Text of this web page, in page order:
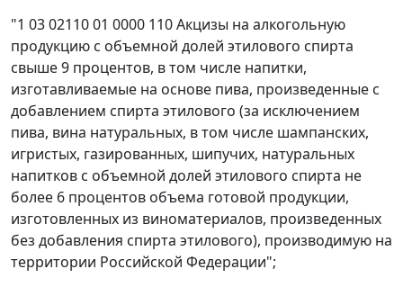
"1 03 02110 01 0000 110 Акцизы на алкогольную
продукцию с объемной долей этилового спирта
свыше 9 процентов, в том числе напитки,
изготавливаемые на основе пива, произведенные с
добавлением спирта этилового (за исключением
пива, вина натуральных, в том числе шампанских,
игристых, газированных, шипучих, натуральных
напитков с объемной долей этилового спирта не
более 6 процентов объема готовой продукции,
изготовленных из виноматериалов, произведенных
без добавления спирта этилового), производимую на
территории Российской Федерации";